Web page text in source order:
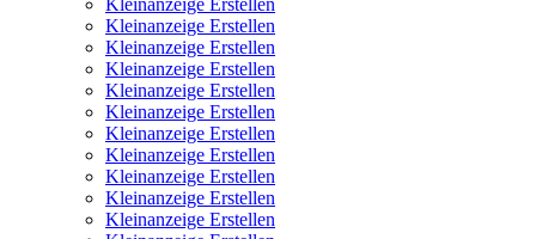
Kleinanzeige Erstellen
Kleinanzeige Erstellen
Kleinanzeige Erstellen
Kleinanzeige Erstellen
Kleinanzeige Erstellen
Kleinanzeige Erstellen
Kleinanzeige Erstellen
Kleinanzeige Erstellen
Kleinanzeige Erstellen
Kleinanzeige Erstellen